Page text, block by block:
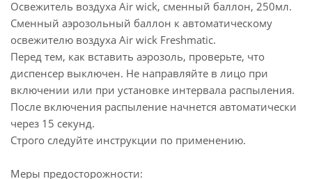
Освежитель воздуха Air wick, сменный баллон, 250мл.
Сменный аэрозольный баллон к автоматическому
освежителю воздуха Air wick Freshmatic.
Перед тем, как вставить аэрозоль, проверьте, что
диспенсер выключен. Не направляйте в лицо при
включении или при установке интервала распыления.
После включения распыление начнется автоматически
через 15 секунд.
Строго следуйте инструкции по применению.
Меры предосторожности: